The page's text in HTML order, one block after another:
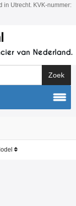
in Utrecht. KVK-nummer: